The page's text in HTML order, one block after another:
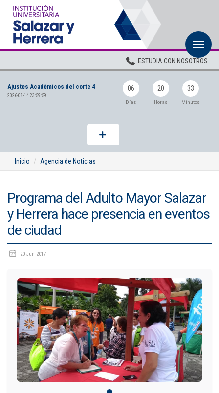
ESTUDIA CON NOSOTROS
Ajustes Académicos del corte 4
2026-08-14 23:59:59
06
Días
20
Horas
33
Minutos
Inicio Agencia de Noticias
Programa del Adulto Mayor Salazar
y Herrera hace presencia en eventos
de ciudad
20 Jun 2017
Pregrados
Planta Docente
ADMISIONES
BIENESTAR
Centros
BIBLIOTECA
Pastoral
CARTERA
Inscripciones
Estudiantes
Egresados